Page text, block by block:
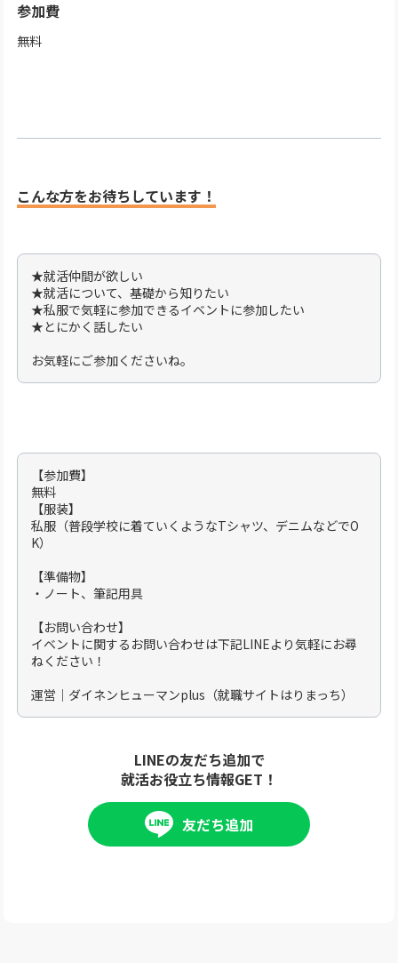
参加費
無料
こんな方をお待ちしています！
★就活仲間が欲しい
★就活について、基礎から知りたい
★私服で気軽に参加できるイベントに参加したい
★とにかく話したい
お気軽にご参加くださいね。
【参加費】
無料
【服装】
私服（普段学校に着ていくようなTシャツ、デニムなどでO
K）
【準備物】
・ノート、筆記用具
【お問い合わせ】
イベントに関するお問い合わせは下記LINEより気軽にお尋
ねください！
運営｜ダイネンヒューマンplus（就職サイトはりまっち）
LINEの友だち追加で
就活お役立ち情報GET！
友だち追加